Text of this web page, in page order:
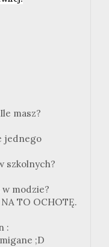
masz?
jednego
szkolnych?
modzie?
TO OCHOTĘ.
:
;D